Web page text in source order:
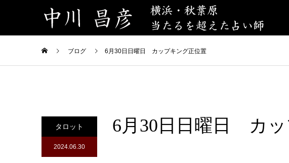
ブログ 6月30日日曜日 カップキング正位置
タロット
2024.06.30
6月30日日曜日 カ